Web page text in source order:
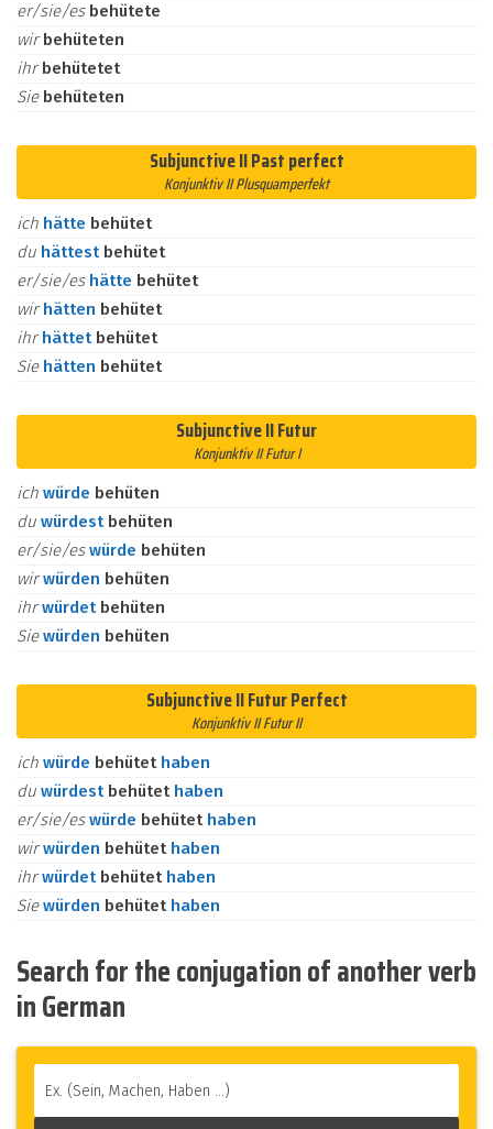
er/sie/es behütete
wirbehüteten
ihrbehütetet
Sie behüteten
Subjunctive II Past perfect
Konjunktiv II Plusquamperfekt
ich hätte behütet
du hättest behütet
er/sie/es hätte behütet
wirhätten behütet
ihrhättet behütet
Sie hätten behütet
Subjunctive II Futur
Konjunktiv II Futur I
ich würde behüten
du würdest behüten
er/sie/eswürde behüten
wirwürden behüten
ihrwürdet behüten
Siewürden behüten
Subjunctive II Futur Perfect
Konjunktiv II Futur II
ich würde behütet haben
du würdest behütet haben
er/sie/eswürde behütet haben
wirwürden behütet haben
ihrwürdet behütet haben
Siewürden behütet haben
Search for the conjugation of another verb
in German